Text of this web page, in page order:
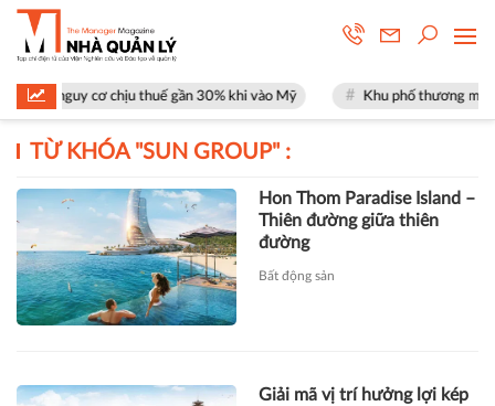
nguy cơ chịu thuế gần 30% khi vào Mỹ Khu phố thương mại
TỪ KHÓA "SUN GROUP" :
Hon Thom Paradise Island –
Thiên đường giữa thiên
đường
Bất động sản
Giải mã vị trí hưởng lợi kép